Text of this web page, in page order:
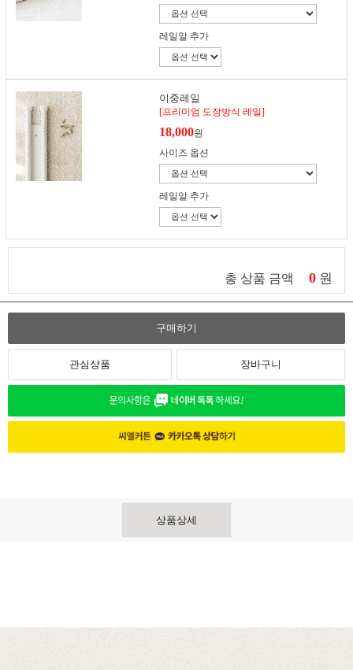
레일알 추가
이중레일
[프리미엄 도장방식 레일]
18,000원
사이즈 옵션
레일알 추가
총 상품 금액 0 원
구매하기
관심상품 장바구니
상품상세